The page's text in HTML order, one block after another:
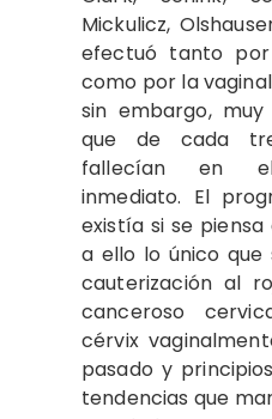
Mickulicz,
efectuó tanto
como por la
sin embargo,
que de cada
fallecían en el
inmediato. El
existía si se
a ello lo único
cauterización al
canceroso
cérvix
pasado y
tendencias que